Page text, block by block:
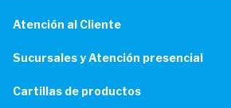
Atención al Cliente
Sucursales y Atención presencial
Cartillas de productos